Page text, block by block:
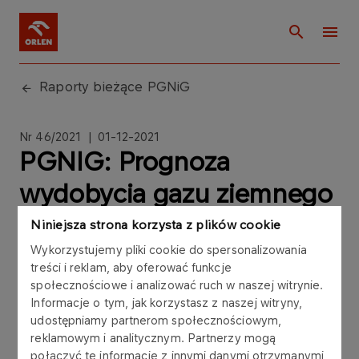
Niniejsza strona korzysta z plików cookie
Wykorzystujemy pliki cookie do spersonalizowania
treści i reklam, aby oferować funkcje
społecznościowe i analizować ruch w naszej witrynie.
Informacje o tym, jak korzystasz z naszej witryny,
udostępniamy partnerom społecznościowym,
reklamowym i analitycznym. Partnerzy mogą
połączyć te informacje z innymi danymi otrzymanymi
Raporty bieżące PGNiG
Nr 46/2021 | 01-12-2021
PGNIG: Prognoza
wydobycia gazu ziemnego
i ropy naftowej w latach
2021-2024
Zarząd Polskiego Górnictwa Naftowego i